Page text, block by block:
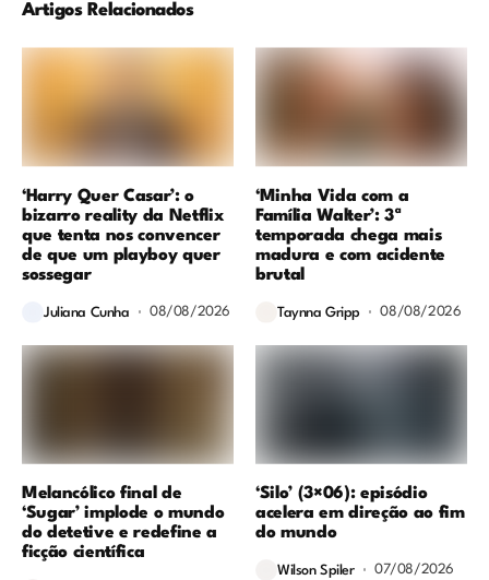
Artigos Relacionados
‘Harry Quer Casar’: o
bizarro reality da Netflix
que tenta nos convencer
de que um playboy quer
sossegar
Juliana Cunha 08/08/2026
‘Minha Vida com a
Família Walter’: 3ª
temporada chega mais
madura e com acidente
brutal
Taynna Gripp 08/08/2026
Melancólico final de
‘Sugar’ implode o mundo
do detetive e redefine a
ficção científica
‘Silo’ (3×06): episódio
acelera em direção ao fim
do mundo
Wilson Spiler 07/08/2026